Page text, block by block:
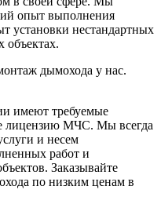
опыт выполнения
установки нестандартных
объектах.
дымохода у нас.
имеют требуемые
лицензию МЧС. Мы всегда
и несем
работ и
Заказывайте
по низким ценам в